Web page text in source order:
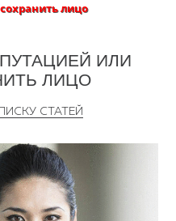
лицо
ИЛИ
ЛИЦО
СТАТЕЙ